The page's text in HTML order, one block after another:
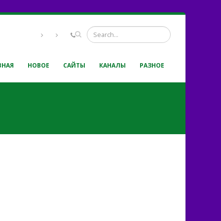
НОВОЕ САЙТЫ КАНАЛЫ РАЗНОЕ